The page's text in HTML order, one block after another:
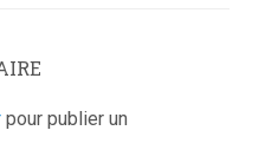
pour publier un